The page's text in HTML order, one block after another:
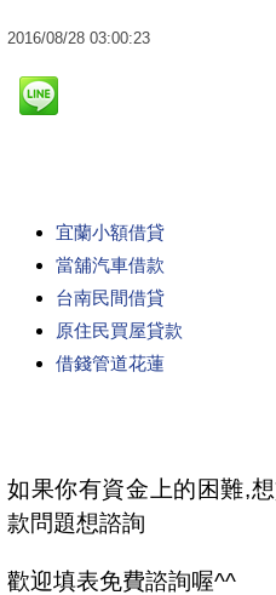
2016/08/28 03:00:23
宜蘭小額借貸
當舖汽車借款
台南民間借貸
原住民買屋貸款
借錢管道花蓮
如果你有資金上的困難,
款問題想諮詢
歡迎填表免費諮詢喔^^